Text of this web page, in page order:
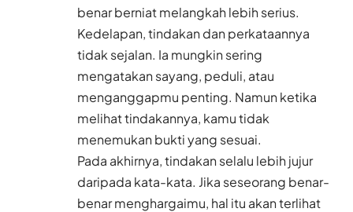
benar berniat melangkah lebih serius.
Kedelapan, tindakan dan perkataannya
tidak sejalan. Ia mungkin sering
mengatakan sayang, peduli, atau
menganggapmu penting. Namun ketika
melihat tindakannya, kamu tidak
menemukan bukti yang sesuai.
Pada akhirnya, tindakan selalu lebih jujur
daripada kata-kata. Jika seseorang benar-
benar menghargaimu, hal itu akan terlihat